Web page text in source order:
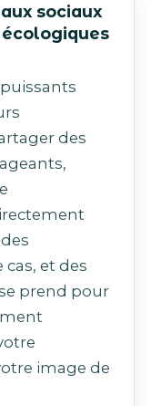
sociaux
des
et des
prend pour
image de